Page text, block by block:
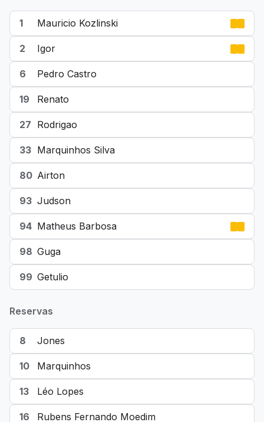
1 Mauricio Kozlinski
2 Igor
6 Pedro Castro
19 Renato
27 Rodrigao
33 Marquinhos Silva
80 Airton
93 Judson
94 Matheus Barbosa
98 Guga
99 Getulio
Reservas
8 Jones
10 Marquinhos
13 Léo Lopes
16 Rubens Fernando Moedim